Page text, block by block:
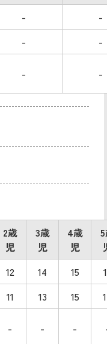
-
-
-
-
- -
2歳
児
3歳
児
4歳
児
12 14 15
11 13 15
- - -